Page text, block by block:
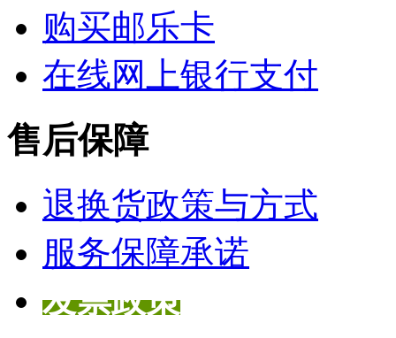
购买邮乐卡
在线网上银行支付
售后保障
退换货政策与方式
服务保障承诺
发票政策